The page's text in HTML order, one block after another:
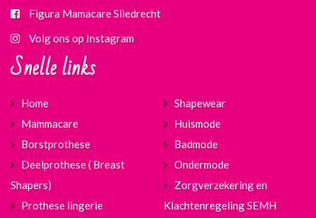
Figura Mamacare Sliedrecht
Volg ons op Instagram
Snelle links
Home
Mammacare
Borstprothese
Deelprothese ( Breast
Shapers)
Prothese lingerie
Shapewear
Huismode
Badmode
Ondermode
Zorgverzekering en
Klachtenregeling SEMH